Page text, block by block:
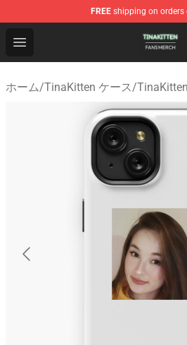
FREE shipping on orders
Open menu
TinaKitten Shop - Official
ホーム/TinaKitten ケース/